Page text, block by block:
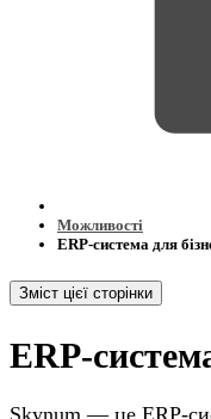
Можливості
ERP-система для
Зміст цієї сторінки
ERP-
Skynum — це ERP-